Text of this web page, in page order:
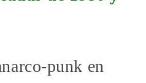
punk en